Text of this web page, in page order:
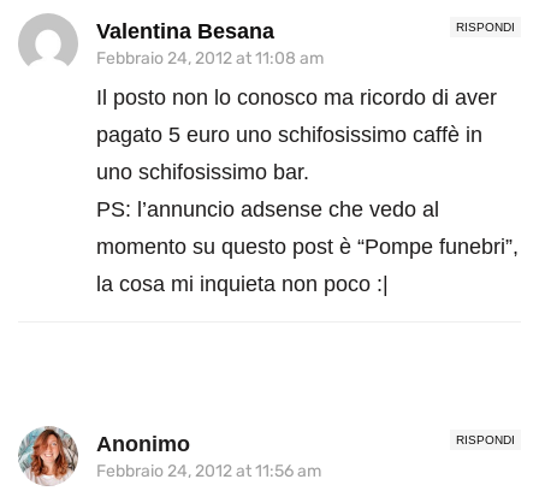
RISPONDI
Valentina Besana
Febbraio 24, 2012 at 11:08 am
Il posto non lo conosco ma ricordo di aver
pagato 5 euro uno schifosissimo caffè in
uno schifosissimo bar.
PS: l’annuncio adsense che vedo al
momento su questo post è “Pompe funebri”,
la cosa mi inquieta non poco :|
RISPONDI
Anonimo
Febbraio 24, 2012 at 11:56 am